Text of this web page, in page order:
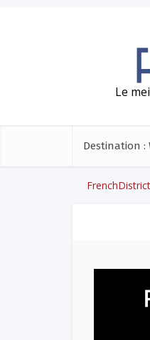
Le
Destination :
FrenchDistrict